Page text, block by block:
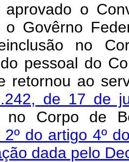
aprovado o
o Govêrno
no
pessoal do
retornou ao
de 17 de
no Corpo de
2º do artigo 4º
dada pelo